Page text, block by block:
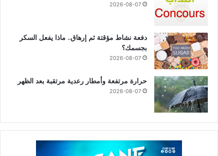
2026-08-07
دفعة نشاط مؤقتة ثم إرهاق.. ماذا يفعل السكر
بجسمك؟
2026-08-07
حرارة مرتفعة وأمطار رعدية مرتقبة بعد الظهر
2026-08-07